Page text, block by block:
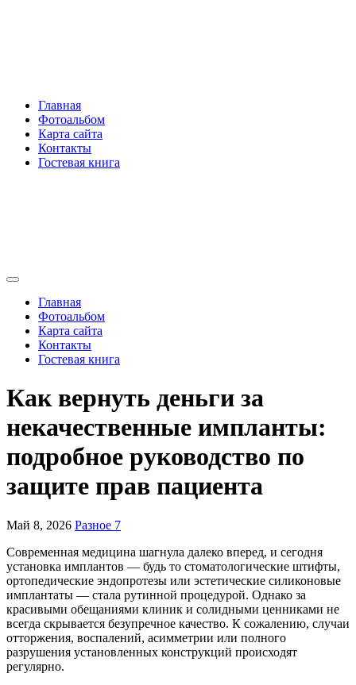
Главная
Фотоальбом
Карта сайта
Контакты
Гостевая книга
Главная
Фотоальбом
Карта сайта
Контакты
Гостевая книга
Как вернуть деньги за
некачественные импланты:
подробное руководство по
защите прав пациента
Май 8, 2026 Разное 7
Современная медицина шагнула далеко вперед, и сегодня
установка имплантов — будь то стоматологические штифты,
ортопедические эндопротезы или эстетические силиконовые
имплантаты — стала рутинной процедурой. Однако за
красивыми обещаниями клиник и солидными ценниками не
всегда скрывается безупречное качество. К сожалению, случаи
отторжения, воспалений, асимметрии или полного
разрушения установленных конструкций происходят
регулярно.